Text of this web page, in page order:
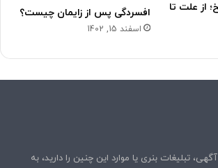
از علت تا
افسردگی پس از زایمان چیست؟
اسفند 15, 1402
تبلیغات بنری یا موارد این چنین را دارید، به